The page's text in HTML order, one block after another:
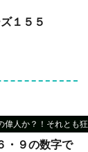
１５５
偉人か？！それとも
・９の数字で